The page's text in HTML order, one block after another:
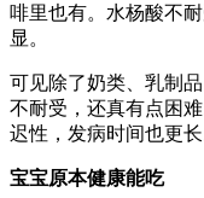
啡里也有。水杨酸不
显。
可见除了奶类、乳制
不耐受，还真有点困
迟性，发病时间也更长
宝宝原本健康能吃